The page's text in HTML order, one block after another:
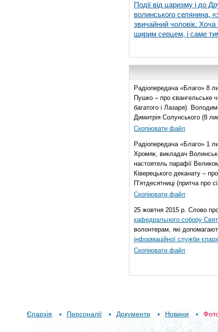
Події від царизму і до
волинського селянина,
звичайний чоловік. Хоча
щирим серцем, і саме
Радіопередача «Благо» 8
Пушко – про євангельське
багатого і Лазаря).
Димитрія Солунського (8
Скопіювати файл
Радіопередача «Благо» 1
Хромяк, викладач
настоятель парафії
Ківерецького деканату –
П’ятдесятниці (притча про
Скопіювати файл
25 жовтня 2015 р. Слово
кафедрального собору
волонтерам, які
інформаційної служби
Скопіювати файл
Єпархія Персоналії Документи Новини